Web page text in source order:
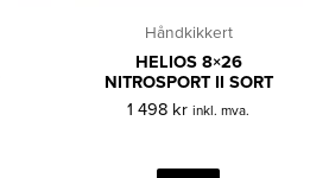
Håndkikkert
HELIOS 8×26
NITROSPORT II SORT
1 498 kr inkl. mva.